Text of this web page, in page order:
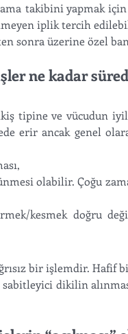
takibini yapmak
iplik tercih
sonra üzerine özel
ne kadar
tipine ve vücudun
erir ancak genel
olabilir. Çoğu
kesmek doğru
bir işlemdir. Hafif
dikilin